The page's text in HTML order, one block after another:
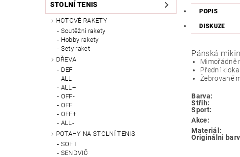
STOLNÍ TENIS
HOTOVÉ RAKETY
Soutěžní rakety
Hobby rakety
Sety raket
DŘEVA
DEF
ALL
ALL+
OFF-
OFF
OFF+
ALL-
POTAHY NA STOLNÍ TENIS
SOFT
SENDVIČ
POPIS
DISKUZE
Pánská
Mimořádně
Přední
Žebrované
Barva:
Střih:
Sport:
Akce:
Materiál:
Originálni